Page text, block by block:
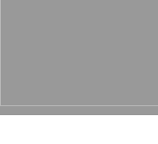
o
k